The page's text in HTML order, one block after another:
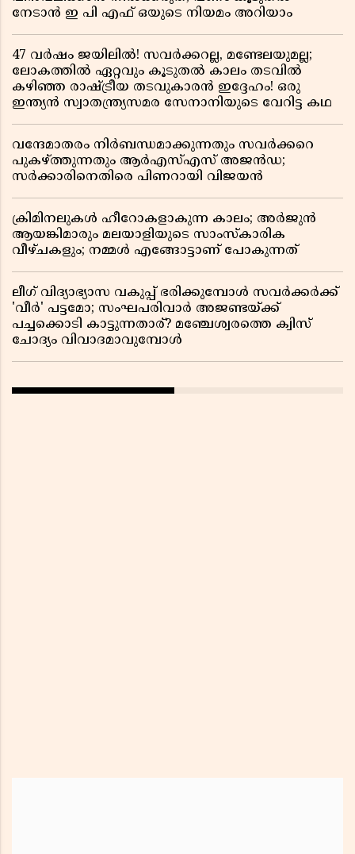
നേടാൻ ഇ പി എഫ് ഒയുടെ നിയമം അറിയാം
47 വർഷം ജയിലിൽ! സവർക്കറല്ല, മണ്ടേലയുമല്ല;
ലോകത്തിൽ ഏറ്റവും കൂടുതൽ കാലം തടവിൽ
കഴിഞ്ഞ രാഷ്ട്രീയ തടവുകാരൻ ഇദ്ദേഹം! ഒരു
ഇന്ത്യൻ സ്വാതന്ത്ര്യസമര സേനാനിയുടെ വേറിട്ട കഥ
വന്ദേമാതരം നിർബന്ധമാക്കുന്നതും സവർക്കറെ
പുകഴ്ത്തുന്നതും ആർഎസ്എസ് അജൻഡ;
സർക്കാരിനെതിരെ പിണറായി വിജയൻ
ക്രിമിനലുകൾ ഹീറോകളാകുന്ന കാലം; അർജുൻ
ആയങ്കിമാരും മലയാളിയുടെ സാംസ്കാരിക
വീഴ്ചകളും; നമ്മൾ എങ്ങോട്ടാണ് പോകുന്നത്
ലീഗ് വിദ്യാഭ്യാസ വകുപ്പ് ഭരിക്കുമ്പോൾ സവർക്കർക്ക്
'വീർ' പട്ടമോ; സംഘപരിവാർ അജണ്ടയ്ക്ക്
പച്ചക്കൊടി കാട്ടുന്നതാര്? മഞ്ചേശ്വരത്തെ ക്വിസ്
ചോദ്യം വിവാദമാവുമ്പോൾ